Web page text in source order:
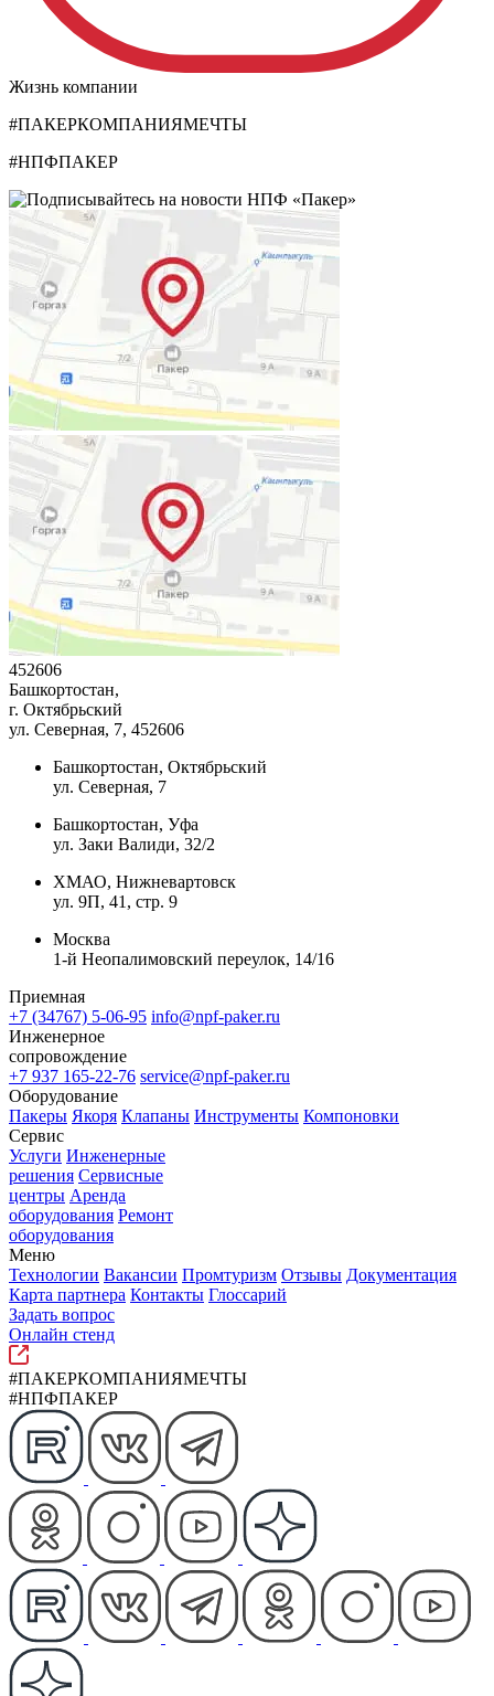
Жизнь компании
#ПАКЕРКОМПАНИЯМЕЧТЫ
#НПФПАКЕР
452606
Башкортостан,
г. Октябрьский
ул. Северная, 7, 452606
Башкортостан, Октябрьский
ул. Северная, 7
Башкортостан, Уфа
ул. Заки Валиди, 32/2
ХМАО, Нижневартовск
ул. 9П, 41, стр. 9
Москва
1-й Неопалимовский переулок, 14/16
Приемная
+7 (34767) 5-06-95 info@npf-paker.ru
Инженерное
сопровождение
+7 937 165-22-76 service@npf-paker.ru
Оборудование
Пакеры Якоря Клапаны Инструменты Компоновки
Сервис
Услуги Инженерные
решения Сервисные
центры Аренда
оборудования Ремонт
оборудования
Меню
Технологии Вакансии Промтуризм Отзывы Документация
Карта партнера Контакты Глоссарий
Задать вопрос
Онлайн стенд
#ПАКЕРКОМПАНИЯМЕЧТЫ
#НПФПАКЕР